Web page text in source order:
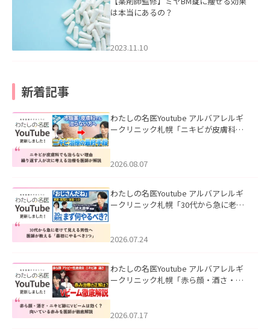
は本当にあるの？
2023.11.10
新着記事
わたしの名医Youtube アルバアレルギ
ークリニック札幌「ニキビが皮膚科で
ました。
2026.08.07
わたしの名医Youtube アルバアレルギ
ークリニック札幌「30代から急に老け
た。
2026.07.24
わたしの名医Youtube アルバアレルギ
ークリニック札幌「赤ら顔・酒さ・ニ
した。
2026.07.17